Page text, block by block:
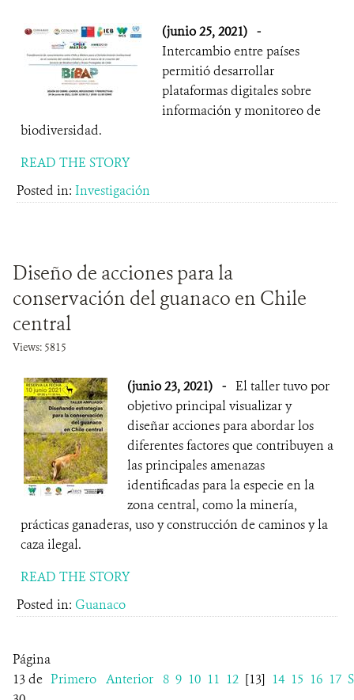
(junio 25, 2021) -
Intercambio entre países
permitió desarrollar
plataformas digitales sobre
información y monitoreo de
biodiversidad.
READ THE STORY
Posted in: Investigación
Diseño de acciones para la
conservación del guanaco en Chile
central
Views: 5815
(junio 23, 2021) - El taller tuvo por
objetivo principal visualizar y
diseñar acciones para abordar los
diferentes factores que contribuyen a
las principales amenazas
identificadas para la especie en la
zona central, como la minería,
prácticas ganaderas, uso y construcción de caminos y la
caza ilegal.
READ THE STORY
Posted in: Guanaco
Página
13 de Primero Anterior 8 9 10 11 12 [13] 14 15 16 17